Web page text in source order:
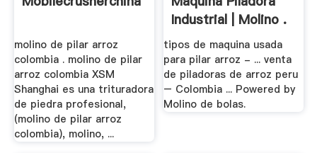
molino de pilar arroz
colombia . molino de pilar
arroz colombia XSM
Shanghai es una trituradora
de piedra profesional,
(molino de pilar arroz
colombia), molino, ...
Industrial | Molino .
tipos de maquina usada
para pilar arroz - ... venta
de piladoras de arroz peru
– Colombia ... Powered by
Molino de bolas.